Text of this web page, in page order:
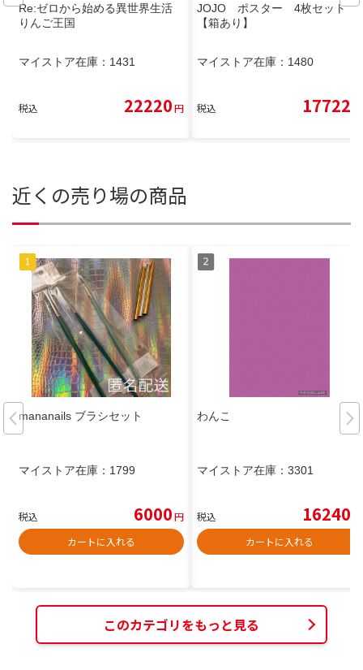
Re:ゼロから始める異世界生活
りんご王国
マイストア在庫： 1431
税込 22220円
JOJO ポスター 4枚セット
【箱あり】
マイストア在庫： 1480
税込 17722
近くの売り場の商品
mananails ブラシセット
マイストア在庫： 1799
税込 6000円
カートに入れる
わんこ
マイストア在庫： 3301
税込 16240
カートに入れる
このカテゴリをもっと見る